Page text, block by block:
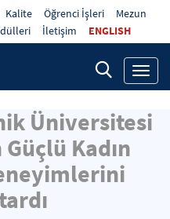
Kalite Öğrenci İşleri
Mezun
İletişim ENGLISH
Üniversitesi
Kadın